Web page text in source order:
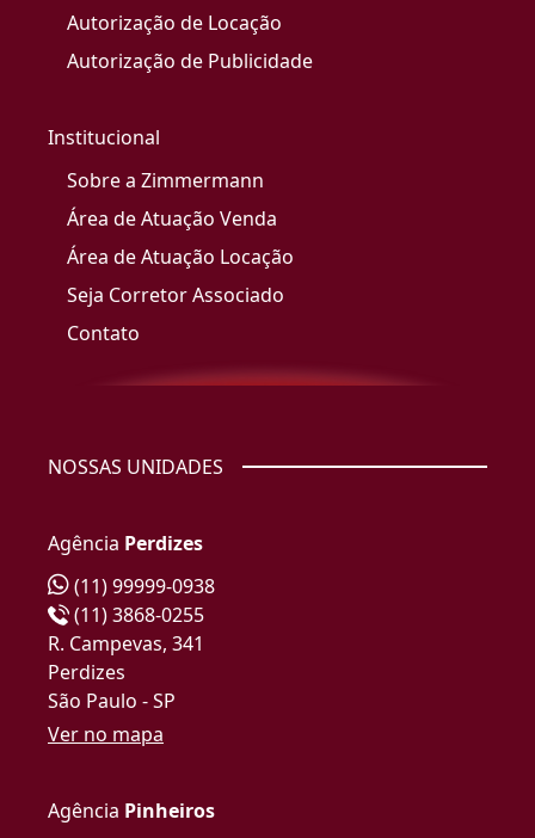
Autorização de Locação
Autorização de Publicidade
Institucional
Sobre a Zimmermann
Área de Atuação Venda
Área de Atuação Locação
Seja Corretor Associado
Contato
NOSSAS UNIDADES
Agência Perdizes
(11) 99999-0938
(11) 3868-0255
R. Campevas, 341
Perdizes
São Paulo - SP
Ver no mapa
Agência Pinheiros